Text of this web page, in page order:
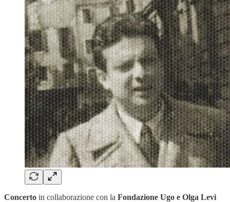
Concerto in collaborazione con la Fondazione Ugo e Olga Levi